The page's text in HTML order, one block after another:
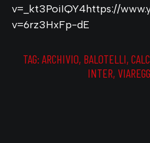
v=_kt3PoiIQY4https://
v=6rz3HxFp-dE
TAG: ARCHIVIO, BALOTELLI,
INTER,